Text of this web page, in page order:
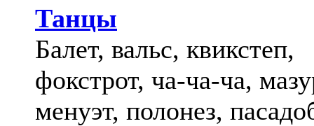
Танцы
Балет, вальс, квикстеп,
фокстрот, ча-ча-ча,
менуэт, полонез,